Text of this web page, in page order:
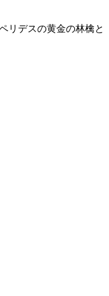
リデスの黄金の林檎と